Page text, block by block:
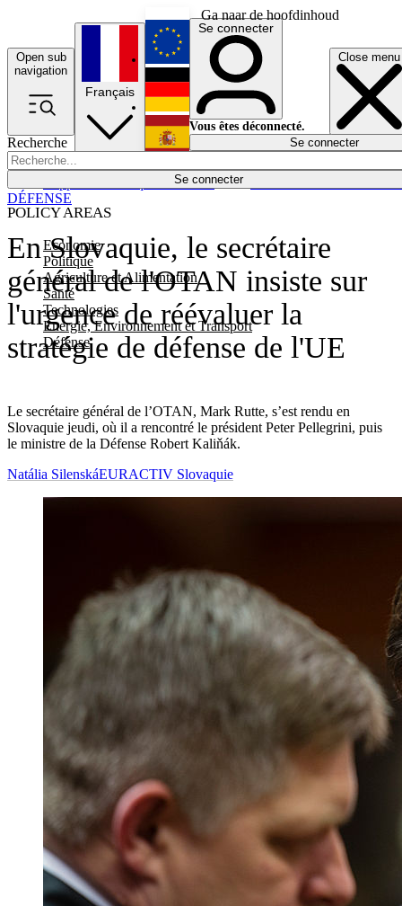
Ga naar de hoofdinhoud
Open sub
navigation
Close menu
Recherche
Se connecter
POLICY AREAS
Economie
Politique
Agriculture et Alimentation
Santé
Technologies
Energie, Environnement et Transport
Défense
Économie
Français
English
Deutsch
Español
Se connecter
Vous êtes déconnecté.
Se connecter
En Slovaquie, le secrétaire
général de l'OTAN insiste sur
l'urgence de réévaluer la
stratégie de défense de l'UE
Le secrétaire général de l’OTAN, Mark Rutte, s’est rendu en
Slovaquie jeudi, où il a rencontré le président Peter Pellegrini, puis
le ministre de la Défense Robert Kaliňák.
DÉFENSE
Natália SilenskáEURACTIV Slovaquie